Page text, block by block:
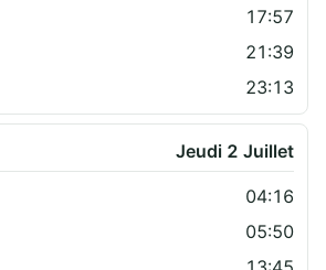
17:57
21:39
23:13
Jeudi 2 Juillet
04:16
05:50